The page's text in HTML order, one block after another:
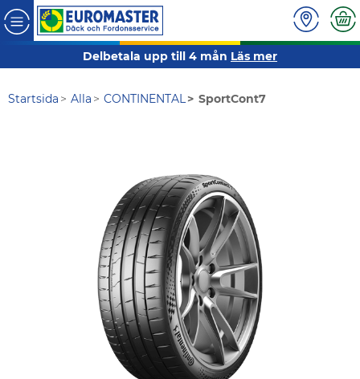
Delbetala upp till 4 mån Läs mer
Startsida Alla CONTINENTAL SportCont7